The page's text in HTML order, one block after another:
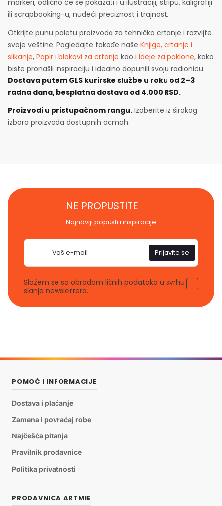
markeri, odlično će se pokazati i u ilustraciji, stripu, kaligrafiji
ili scrapbooking-u, nudeći preciznost i trajnost.
Otkrijte punu paletu proizvoda za tehničko crtanje i razvijte
svoje veštine. Pogledajte takođe naše Knjige, crtanje i
slikanje, Papir i blokovi za crtanje kao i Ideje za poklone, kako
biste pronašli inspiraciju i idealno dopunili svoju radionicu.
Dostava putem GLS kurirske službe u roku od 2–3
radna dana, besplatna dostava od 4.000 RSD.
Proizvodi u pristupačnom rangu. Izaberite iz širokog
izbora proizvoda dostupnih odmah.
NE PROPUSTITE
Najnoviji popusti i inspiracije
Prijavite se
Slažem se sa obradom ličnih podataka u svrhu
slanja newslettera.
POMOĆ I INFORMACIJE
Dostava i plaćanje
Zamena i povraćaj robe
Najčešća pitanja
Pravilnik prodavnice
Politika privatnosti
PRODAVNICA ARTMIE